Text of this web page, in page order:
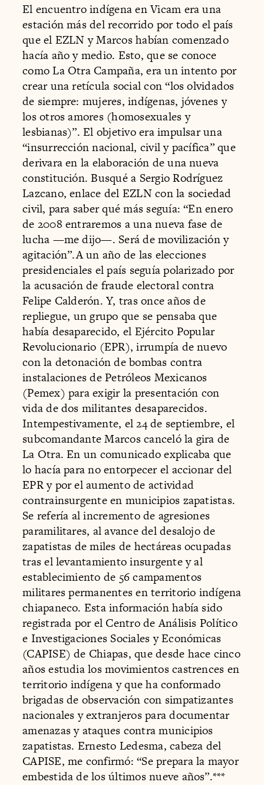
El encuentro indígena en Vicam era una
estación más del recorrido por todo el país
que el EZLN y Marcos habían comenzado
hacía año y medio. Esto, que se conoce
como La Otra Campaña, era un intento por
crear una retícula social con “los olvidados
de siempre: mujeres, indígenas, jóvenes y
los otros amores (homosexuales y
lesbianas)”. El objetivo era impulsar una
“insurrección nacional, civil y pacífica” que
derivara en la elaboración de una nueva
constitución. Busqué a Sergio Rodríguez
Lazcano, enlace del EZLN con la sociedad
civil, para saber qué más seguía: “En enero
de 2008 entraremos a una nueva fase de
lucha —me dijo—. Será de movilización y
agitación”.A un año de las elecciones
presidenciales el país seguía polarizado por
la acusación de fraude electoral contra
Felipe Calderón. Y, tras once años de
repliegue, un grupo que se pensaba que
había desaparecido, el Ejército Popular
Revolucionario (EPR), irrumpía de nuevo
con la detonación de bombas contra
instalaciones de Petróleos Mexicanos
(Pemex) para exigir la presentación con
vida de dos militantes desaparecidos.
Intempestivamente, el 24 de septiembre, el
subcomandante Marcos canceló la gira de
La Otra. En un comunicado explicaba que
lo hacía para no entorpecer el accionar del
EPR y por el aumento de actividad
contrainsurgente en municipios zapatistas.
Se refería al incremento de agresiones
paramilitares, al avance del desalojo de
zapatistas de miles de hectáreas ocupadas
tras el levantamiento insurgente y al
establecimiento de 56 campamentos
militares permanentes en territorio indígena
chiapaneco. Esta información había sido
registrada por el Centro de Análisis Político
e Investigaciones Sociales y Económicas
(CAPISE) de Chiapas, que desde hace cinco
años estudia los movimientos castrences en
territorio indígena y que ha conformado
brigadas de observación con simpatizantes
nacionales y extranjeros para documentar
amenazas y ataques contra municipios
zapatistas. Ernesto Ledesma, cabeza del
CAPISE, me confirmó: “Se prepara la mayor
embestida de los últimos nueve años”.***